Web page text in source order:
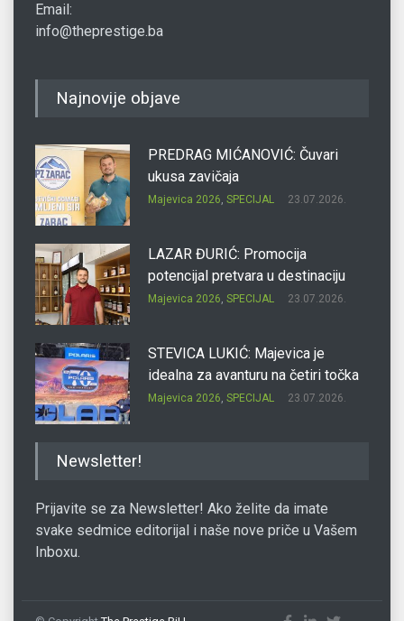
Email:
info@theprestige.ba
Najnovije objave
PREDRAG MIĆANOVIĆ: Čuvari
ukusa zavičaja
Majevica 2026, SPECIJAL 23.07.2026.
LAZAR ĐURIĆ: Promocija
potencijal pretvara u destinaciju
Majevica 2026, SPECIJAL 23.07.2026.
STEVICA LUKIĆ: Majevica je
idealna za avanturu na četiri točka
Majevica 2026, SPECIJAL 23.07.2026.
Newsletter!
Prijavite se za Newsletter! Ako želite da imate
svake sedmice editorijal i naše nove priče u Vašem
Inboxu.